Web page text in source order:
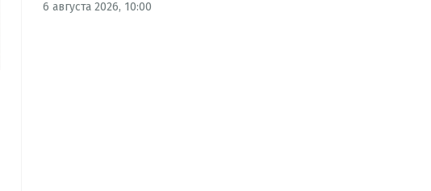
6 августа 2026, 10:00